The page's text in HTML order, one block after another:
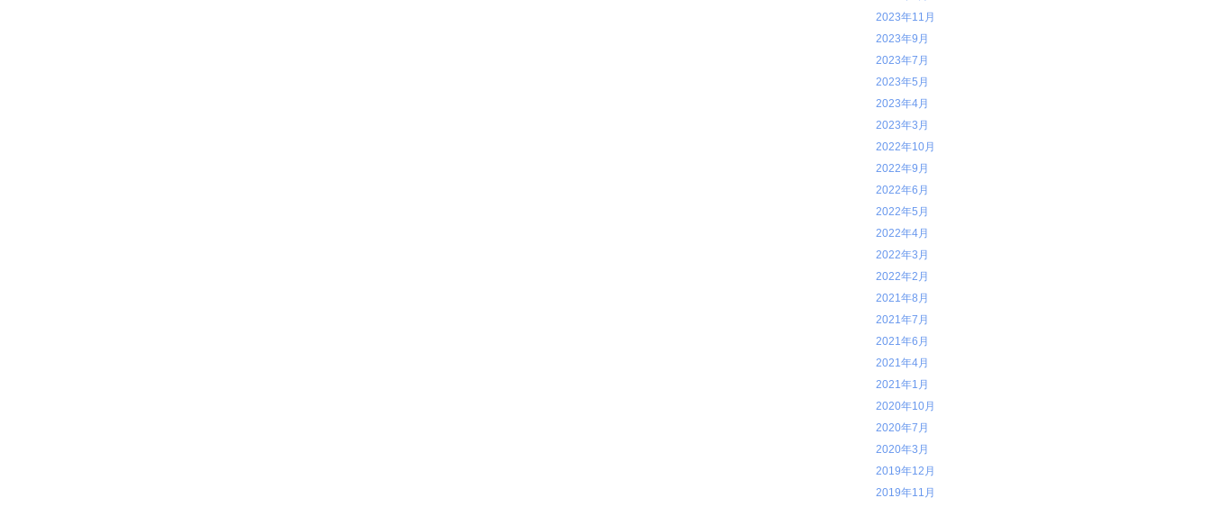
2023年11月
2023年9月
2023年7月
2023年5月
2023年4月
2023年3月
2022年10月
2022年9月
2022年6月
2022年5月
2022年4月
2022年3月
2022年2月
2021年8月
2021年7月
2021年6月
2021年4月
2021年1月
2020年10月
2020年7月
2020年3月
2019年12月
2019年11月